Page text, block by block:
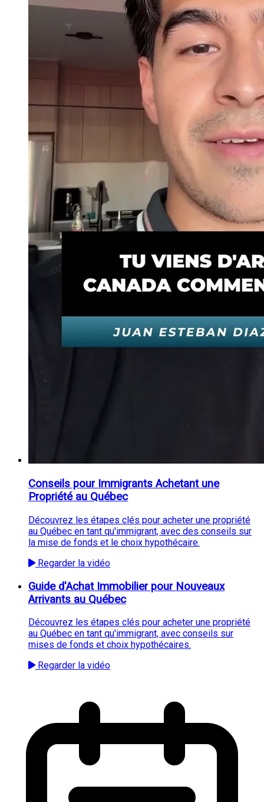
Conseils pour Immigrants Achetant une
Propriété au Québec
Découvrez les étapes clés pour acheter une propriété
au Québec en tant qu'immigrant, avec des conseils sur
la mise de fonds et le choix hypothécaire.
Regarder la vidéo
Guide d'Achat Immobilier pour Nouveaux
Arrivants au Québec
Découvrez les étapes clés pour acheter une propriété
au Québec en tant qu'immigrant, avec conseils sur
mises de fonds et choix hypothécaires.
Regarder la vidéo